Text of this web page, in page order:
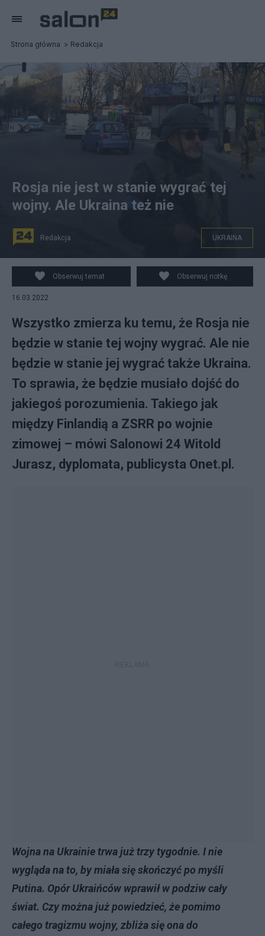
Strona główna Redakcja
Fot. PAP/Andrzej Lange
Rosja nie jest w stanie wygrać tej
wojny. Ale Ukraina też nie
Redakcja UKRAINA
Obserwuj temat Obserwuj notkę
16.03.2022
Wszystko zmierza ku temu, że Rosja nie
będzie w stanie tej wojny wygrać. Ale nie
będzie w stanie jej wygrać także Ukraina.
To sprawia, że będzie musiało dojść do
jakiegoś porozumienia. Takiego jak
między Finlandią a ZSRR po wojnie
zimowej – mówi Salonowi 24 Witold
Jurasz, dyplomata, publicysta Onet.pl.
Wojna na Ukrainie trwa już trzy tygodnie. I nie
wygląda na to, by miała się skończyć po myśli
Putina. Opór Ukraińców wprawił w podziw cały
świat. Czy można już powiedzieć, że pomimo
całego tragizmu wojny, zbliża się ona do